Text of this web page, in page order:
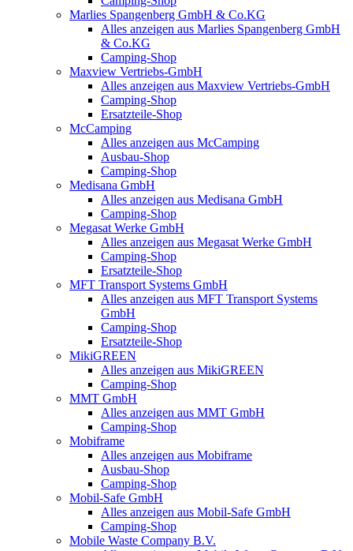
Marlies Spangenberg GmbH & Co.KG
Alles anzeigen aus Marlies Spangenberg GmbH
& Co.KG
Camping-Shop
Maxview Vertriebs-GmbH
Alles anzeigen aus Maxview Vertriebs-GmbH
Camping-Shop
Ersatzteile-Shop
McCamping
Alles anzeigen aus McCamping
Ausbau-Shop
Camping-Shop
Medisana GmbH
Alles anzeigen aus Medisana GmbH
Camping-Shop
Megasat Werke GmbH
Alles anzeigen aus Megasat Werke GmbH
Camping-Shop
Ersatzteile-Shop
MFT Transport Systems GmbH
Alles anzeigen aus MFT Transport Systems
GmbH
Camping-Shop
Ersatzteile-Shop
MikiGREEN
Alles anzeigen aus MikiGREEN
Camping-Shop
MMT GmbH
Alles anzeigen aus MMT GmbH
Camping-Shop
Mobiframe
Alles anzeigen aus Mobiframe
Ausbau-Shop
Camping-Shop
Mobil-Safe GmbH
Alles anzeigen aus Mobil-Safe GmbH
Camping-Shop
Mobile Waste Company B.V.